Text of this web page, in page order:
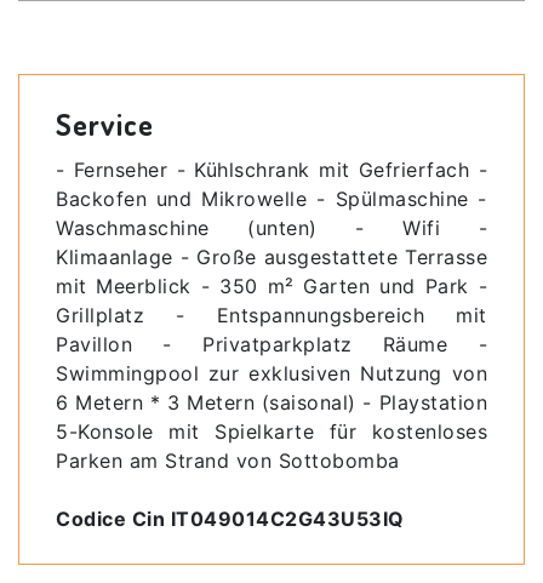
Service
- Fernseher - Kühlschrank mit Gefrierfach -
Backofen und Mikrowelle - Spülmaschine -
Waschmaschine (unten) - Wifi -
Klimaanlage - Große ausgestattete Terrasse
mit Meerblick - 350 m² Garten und Park -
Grillplatz - Entspannungsbereich mit
Pavillon - Privatparkplatz Räume -
Swimmingpool zur exklusiven Nutzung von
6 Metern * 3 Metern (saisonal) - Playstation
5-Konsole mit Spielkarte für kostenloses
Parken am Strand von Sottobomba
​Codice Cin IT049014C2G43U53IQ